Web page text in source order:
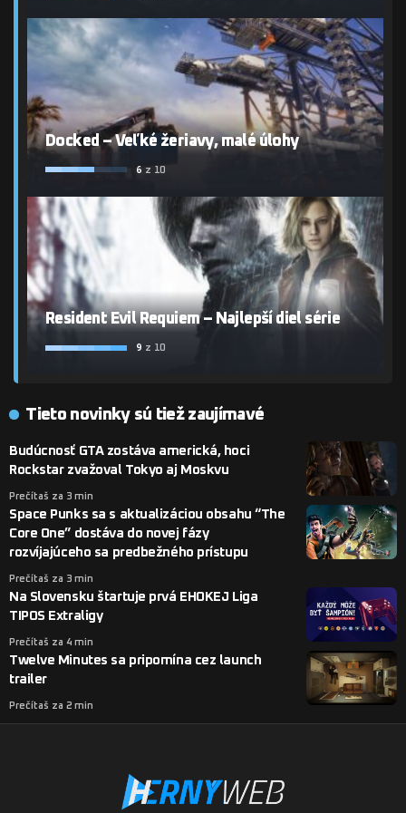
Docked – Veľké žeriavy, malé úlohy
6 z 10
Resident Evil Requiem – Najlepší diel série
9 z 10
Tieto novinky sú tiež zaujímavé
Budúcnosť GTA zostáva americká, hoci
Rockstar zvažoval Tokyo aj Moskvu
Prečítaš za 3 min
Space Punks sa s aktualizáciou obsahu “The
Core One” dostáva do novej fázy
rozvíjajúceho sa predbežného prístupu
Prečítaš za 3 min
Na Slovensku štartuje prvá EHOKEJ Liga
TIPOS Extraligy
Prečítaš za 4 min
Twelve Minutes sa pripomína cez launch
trailer
Prečítaš za 2 min